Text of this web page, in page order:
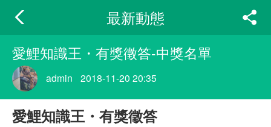
最新動態
愛鯉知識王・有獎徵答-中獎名單
admin 2018-11-20 20:35
愛鯉知識王・有獎徵答